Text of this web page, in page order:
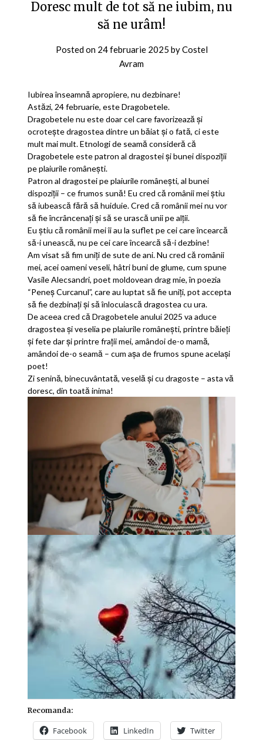
Doresc mult de tot să ne iubim, nu
să ne urâm!
Posted on 24 februarie 2025 byCostel
Avram
Iubirea înseamnă apropiere, nu dezbinare!
Astăzi, 24 februarie, este Dragobetele.
Dragobetele nu este doar cel care favorizează și
ocrotește dragostea dintre un băiat și o fată, ci este
mult mai mult. Etnologi de seamă consideră că
Dragobetele este patron al dragostei și bunei dispoziții
pe plaiurile românești.
Patron al dragostei pe plaiurile românești, al bunei
dispoziții – ce frumos sună! Eu cred că românii mei știu
să iubească fără să huiduie. Cred că românii mei nu vor
să fie încrâncenați și să se urască unii pe alții.
Eu știu că românii mei îi au la suflet pe cei care încearcă
să-i unească, nu pe cei care încearcă să-i dezbine!
Am visat să fim uniți de sute de ani. Nu cred că românii
mei, acei oameni veseli, hâtri buni de glume, cum spune
Vasile Alecsandri, poet moldovean drag mie, în poezia
“Peneș Curcanul”, care au luptat să fie uniți, pot accepta
să fie dezbinați și să înlocuiască dragostea cu ura.
De aceea cred că Dragobetele anului 2025 va aduce
dragostea și veselia pe plaiurile românești, printre băieți
și fete dar și printre frații mei, amândoi de-o mamă,
amândoi de-o seamă – cum așa de frumos spune același
poet!
Zi senină, binecuvântată, veselă și cu dragoste – asta vă
doresc, din toată inima!
Recomanda:
Facebook LinkedIn Twitter